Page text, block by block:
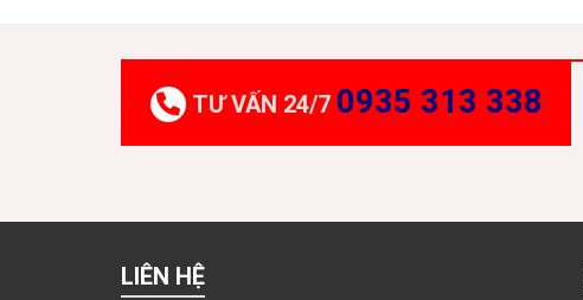
TƯ VẤN 24/7 0935 313 338
LIÊN HỆ